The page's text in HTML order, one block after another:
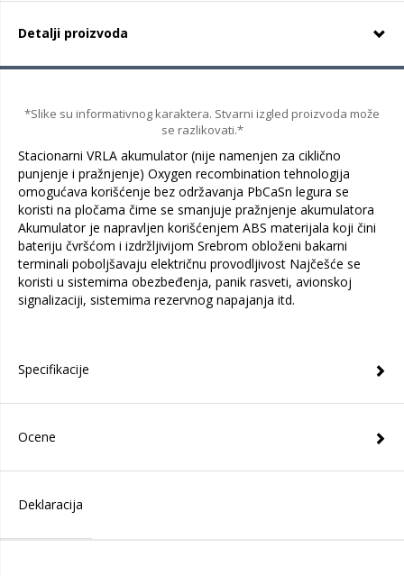
Detalji proizvoda
*Slike su informativnog karaktera. Stvarni izgled proizvoda može
se razlikovati.*
Stacionarni VRLA akumulator (nije namenjen za ciklično
punjenje i pražnjenje) Oxygen recombination tehnologija
omogućava korišćenje bez održavanja PbCaSn legura se
koristi na pločama čime se smanjuje pražnjenje akumulatora
Akumulator je napravljen korišćenjem ABS materijala koji čini
bateriju čvršćom i izdržljivijom Srebrom obloženi bakarni
terminali poboljšavaju električnu provodljivost Najčešće se
koristi u sistemima obezbeđenja, panik rasveti, avionskoj
signalizaciji, sistemima rezervnog napajanja itd.
Specifikacije
Ocene
Deklaracija